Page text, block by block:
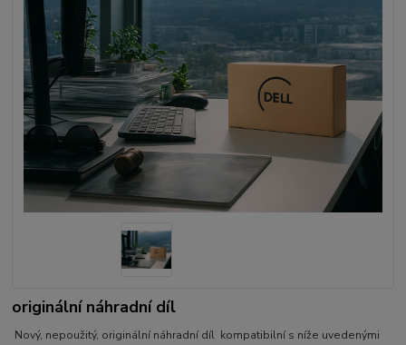
originální náhradní díl
Nový, nepoužitý, originální náhradní díl kompatibilní s níže uvedenými